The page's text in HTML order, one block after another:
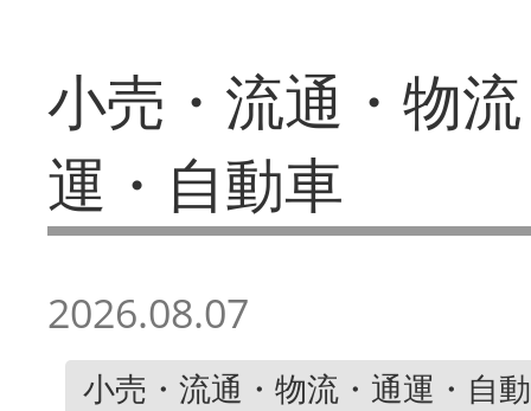
小売・流通・物
運・自動車
2026.08.07
小売・流通・物流・通運・自